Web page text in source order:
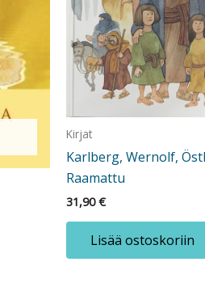
Kirjat
Karlberg, Wernolf,
Raamattu
31,90€
Lisää ostoskoriin